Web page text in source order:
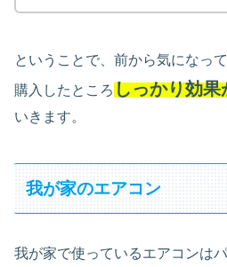
ということで、前から気になっ
購入したところしっかり効果
いきます。
我が家のエアコン
我が家で使っているエアコンは